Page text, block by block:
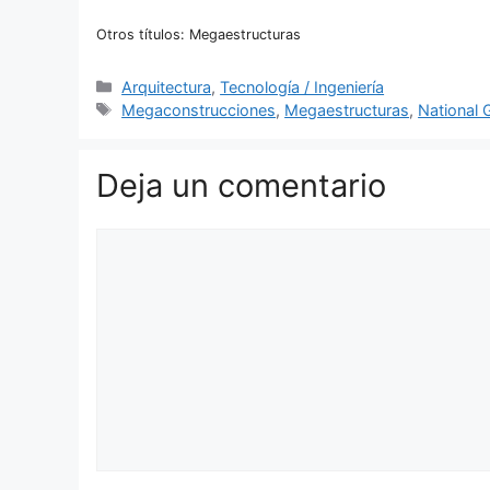
Otros títulos: Megaestructuras
Categorías
Arquitectura,Tecnología / Ingeniería
Etiquetas
Megaconstrucciones, Megaestructuras, National
Deja un comentario